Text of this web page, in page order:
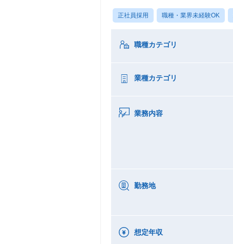
正社員採用 職種・業界未経験OK
職種カテゴリ
業種カテゴリ
業務内容
勤務地
想定年収